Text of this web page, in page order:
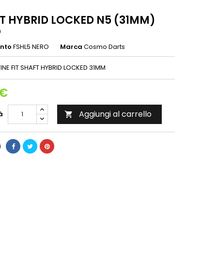
HYBRID LOCKED N5 (31MM)
FSHL5 NERO Marca Cosmo Darts
FIT SHAFT HYBRID LOCKED 31MM
 Aggiungi al carrello